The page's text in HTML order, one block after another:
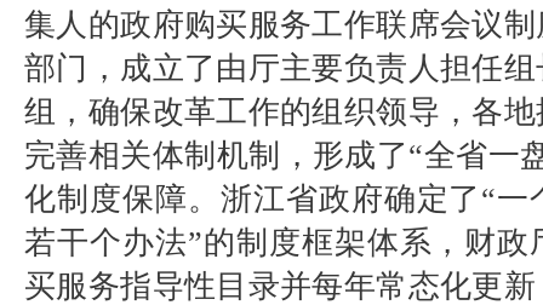
集人的政府购买服务工作联席会议
部门，成立了由厅主要负责人担任
组，确保改革工作的组织领导，各
完善相关体制机制，形成了“全省一
化制度保障。浙江省政府确定了 “一
若干个办法”的制度框架体系，财
买服务指导性目录并每年常态化更